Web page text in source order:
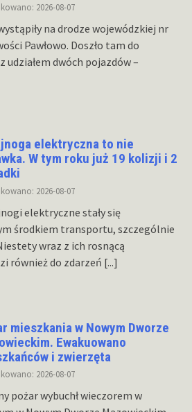
2026-08-07
na drodze wojewódzkiej nr
Pawłowo. Doszło tam do
udziałem dwóch pojazdów –
elektryczna to nie
W tym roku już 19 kolizji i 2
2026-08-07
elektryczne stały się
środkiem transportu, szczególnie
wraz z ich rosnącą
również do zdarzeń [...]
mieszkania w Nowym Dworze
Ewakuowano
i zwierzęta
2026-08-07
pożar wybuchł wieczorem w